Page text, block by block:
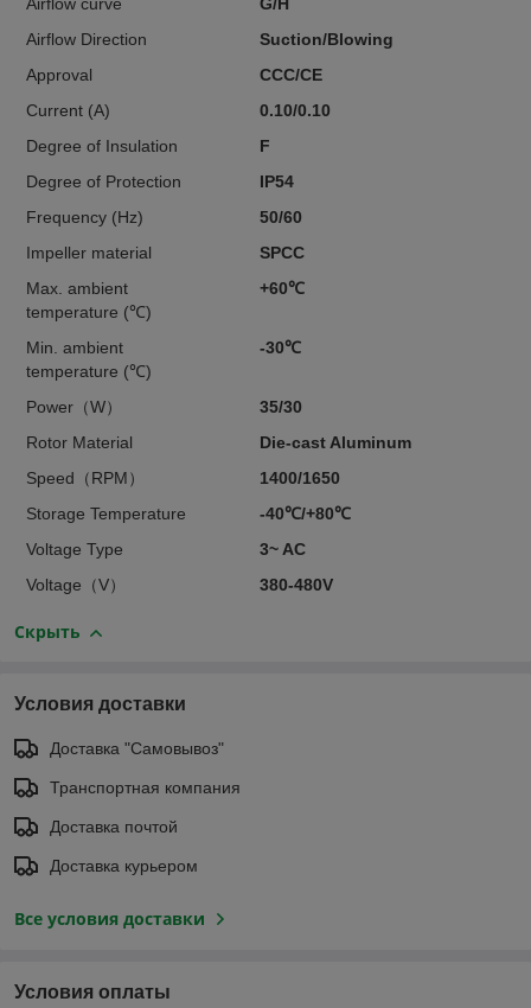
Airflow curve
G/H
Airflow Direction
Suction/Blowing
Approval
CCC/CE
Current (A)
0.10/0.10
Degree of Insulation
F
Degree of Protection
IP54
Frequency (Hz)
50/60
Impeller material
SPCC
Max. ambient
temperature (℃)
+60℃
Min. ambient
temperature (℃)
-30℃
Power（W）
35/30
Rotor Material
Die-cast Aluminum
Speed（RPM）
1400/1650
Storage Temperature
-40℃/+80℃
Voltage Type
3~ AC
Voltage（V）
380-480V
Скрыть
Условия доставки
Доставка "Самовывоз"
Транспортная компания
Доставка почтой
Доставка курьером
Все условия доставки
Условия оплаты